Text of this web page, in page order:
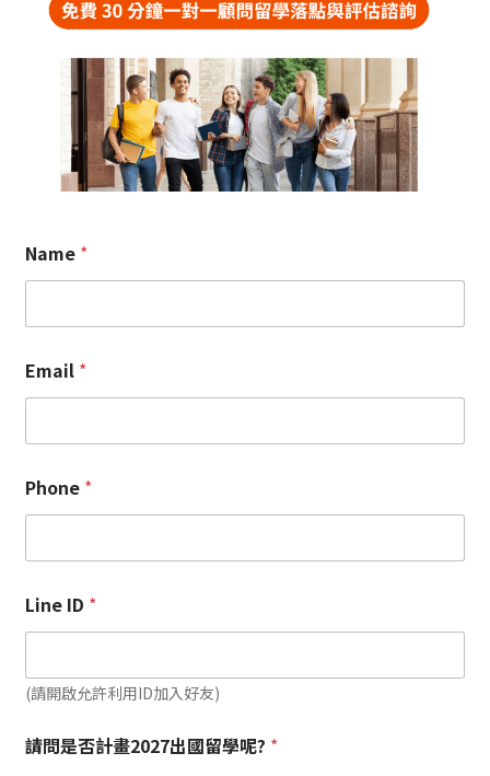
Name *
Email *
Phone *
Line ID *
(請開啟允許利用ID加入好友)
請問是否計畫2027出國留學呢? *